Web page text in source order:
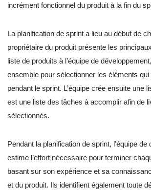
incrément fonctionnel du produit à la fin du
La planification de sprint a lieu au début de
propriétaire du produit présente les
liste de produits à l’équipe de
ensemble pour sélectionner les éléments
pendant le sprint. L’équipe crée ensuite une
est une liste des tâches à accomplir afin de
sélectionnés.
Pendant la planification de sprint, l’équipe de
estime l’effort nécessaire pour terminer
basant sur son expérience et sa
et du produit. Ils identifient également toute